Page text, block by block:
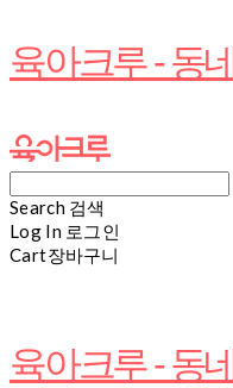
육아크루 - 동
Search 검색
Log In 로그인
Cart장바구니
육아크루 - 동